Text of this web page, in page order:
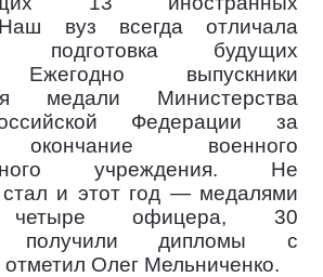
Наш вуз всегда отличала
подготовка будущих
выпускники
медали Министерства
Федерации за
военного
учреждения. Не
и этот год — медалями
четыре офицера, 30
получили дипломы с
Олег Мельниченко.